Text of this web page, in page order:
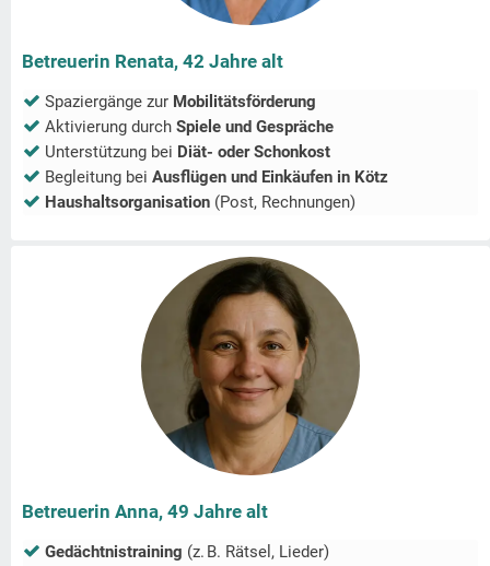
Betreuerin Renata, 42 Jahre alt
Spaziergänge zur Mobilitätsförderung
Aktivierung durch Spiele und Gespräche
Unterstützung bei Diät- oder Schonkost
Begleitung bei Ausflügen und Einkäufen in Kötz
Haushaltsorganisation (Post, Rechnungen)
Betreuerin Anna, 49 Jahre alt
Gedächtnistraining (z. B. Rätsel, Lieder)